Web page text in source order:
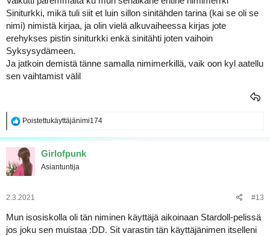
Siniturkki, mikä tuli siit et luin sillon sinitähden tarina (kai se oli se
nimi) nimistä kirjaa, ja olin vielä alkuvaiheessa kirjas jote
erehykses pistin siniturkki enkä sinitähti joten vaihoin
Syksysydämeen.
Ja jatkoin demistä tänne samalla nimimerkillä, vaik oon kyl aatellu
sen vaihtamist välil
R
a
k
t
i
o
:
Poistettukäyttäjänimi174
Girlofpunk
Asiantuntija
2.3.2021 #13
Mun isosiskolla oli tän niminen käyttäjä aikoinaan Stardoll-pelissä
jos joku sen muistaa :DD. Sit varastin tän käyttäjänimen itselleni